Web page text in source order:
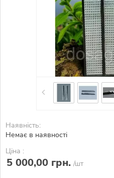
Наявність:
Немає в наявності
Ціна :
5 000,00 грн. /шт